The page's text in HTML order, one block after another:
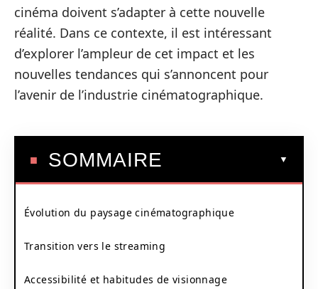
cinéma doivent s’adapter à cette nouvelle
réalité. Dans ce contexte, il est intéressant
d’explorer l’ampleur de cet impact et les
nouvelles tendances qui s’annoncent pour
l’avenir de l’industrie cinématographique.
SOMMAIRE
Évolution du paysage cinématographique
Transition vers le streaming
Accessibilité et habitudes de visionnage